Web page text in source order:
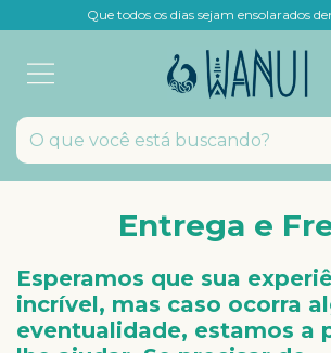
Que todos os dias sejam ensolarados
Entrega e
Esperamos que sua
incrível, mas caso ocorra
eventualidade, estamos a